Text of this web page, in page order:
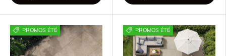
PROMOS ÉTÉ PROMOS ÉTÉ